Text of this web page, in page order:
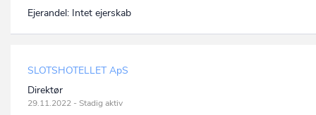
Ejerandel: Intet ejerskab
SLOTSHOTELLET ApS
Direktør
29.11.2022 - Stadig aktiv